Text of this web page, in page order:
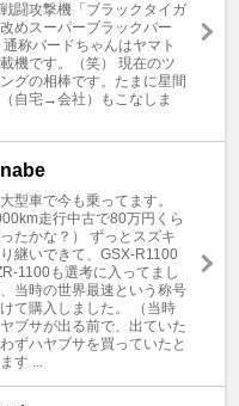
闘攻撃機「ブラックタイガ
めスーパーブラックバー
通称バードちゃんはヤマト
機です。（笑） 現在のツ
グの相棒です。たまに星間
自宅→会社）もこなしま
型車で今も乗ってます。
走行中古で80万円くら
たかな？） ずっとスズキ
継いできて、GSX-R1100
1100も選考に入ってまし
当時の世界最速という称号
て購入しました。 （当時
ブサが出る前で、出ていた
ずハヤブサを買っていたと
す ...